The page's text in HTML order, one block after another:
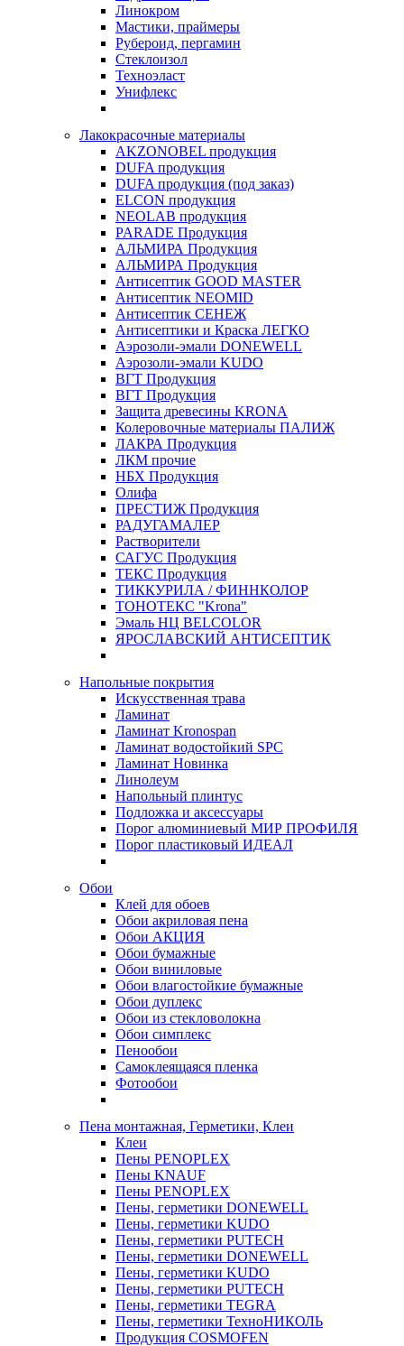
Линокром
Мастики, праймеры
Рубероид, пергамин
Стеклоизол
Техноэласт
Унифлекс
Лакокрасочные материалы
AKZONOBEL продукция
DUFA продукция
DUFA продукция (под заказ)
ELCON продукция
NEOLAB продукция
PARADE Продукция
АЛЬМИРА Продукция
АЛЬМИРА Продукция
Антисептик GOOD MASTER
Антисептик NEOMID
Антисептик СЕНЕЖ
Антисептики и Краска ЛЕГКО
Аэрозоли-эмали DONEWELL
Аэрозоли-эмали KUDO
ВГТ Продукция
ВГТ Продукция
Защита древесины KRONA
Колеровочные материалы ПАЛИЖ
ЛАКРА Продукция
ЛКМ прочие
НБХ Продукция
Олифа
ПРЕСТИЖ Продукция
РАДУГАМАЛЕР
Растворители
САГУС Продукция
ТЕКС Продукция
ТИККУРИЛА / ФИННКОЛОР
ТОНОТЕКС "Krona"
Эмаль НЦ BELCOLOR
ЯРОСЛАВСКИЙ АНТИСЕПТИК
Напольные покрытия
Искусственная трава
Ламинат
Ламинат Kronospan
Ламинат водостойкий SPC
Ламинат Новинка
Линолеум
Напольный плинтус
Подложка и аксессуары
Порог алюминиевый МИР ПРОФИЛЯ
Порог пластиковый ИДЕАЛ
Обои
Клей для обоев
Обои акриловая пена
Обои АКЦИЯ
Обои бумажные
Обои виниловые
Обои влагостойкие бумажные
Обои дуплекс
Обои из стекловолокна
Обои симплекс
Пенообои
Самоклеящаяся пленка
Фотообои
Пена монтажная, Герметики, Клеи
Клеи
Пены PENOPLEX
Пены KNAUF
Пены PENOPLEX
Пены, герметики DONEWELL
Пены, герметики KUDO
Пены, герметики PUTECH
Пены, герметики DONEWELL
Пены, герметики KUDO
Пены, герметики PUTECH
Пены, герметики TEGRA
Пены, герметики ТехноНИКОЛЬ
Продукция COSMOFEN